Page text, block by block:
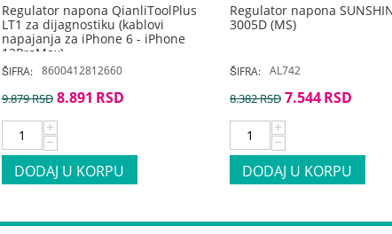
Regulator napona QianliToolPlus
LT1 za dijagnostiku (kablovi
napajanja za iPhone 6 - iPhone
12ProMax)
ŠIFRA: 8600412812660
9.879RSD 8.891 RSD
+
−
DODAJ U KORPU
Regulator napona
3005D (MS)
ŠIFRA: AL742
8.382RSD 7.544RSD
+
−
DODAJ U KORPU